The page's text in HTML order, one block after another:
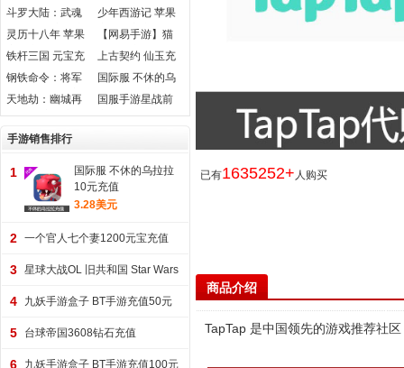
已有1635252+ 人购买
商品介绍
TapTap 是中国领先的游戏推荐社
动地泯灭纪元区
币
和国 Star Wars
斗罗大陆：武魂
觉醒 苹果安卓充
少年西游记 苹果
安卓元宝充值
灵历十八年 苹果
安卓充值
【网易手游】猫
和老鼠充值
铁杆三国 元宝充
值
上古契约 仙玉充
值
钢铁命令：将军
的荣耀3 苹果安卓
国际服 不休的乌
拉拉 珍珠充值
天地劫：幽城再
临 苹果安卓充值
国服手游星战前
夜无烬星河舰船
手游销售排行
1
国际服 不休的乌拉拉
10元充值
3.28美元
2 一个官人七个妻1200元宝充值
3 星球大战OL 旧共和国 Star Wars
4 九妖手游盒子 BT手游充值50元
5 台球帝国3608钻石充值
6 九妖手游盒子 BT手游充值100元